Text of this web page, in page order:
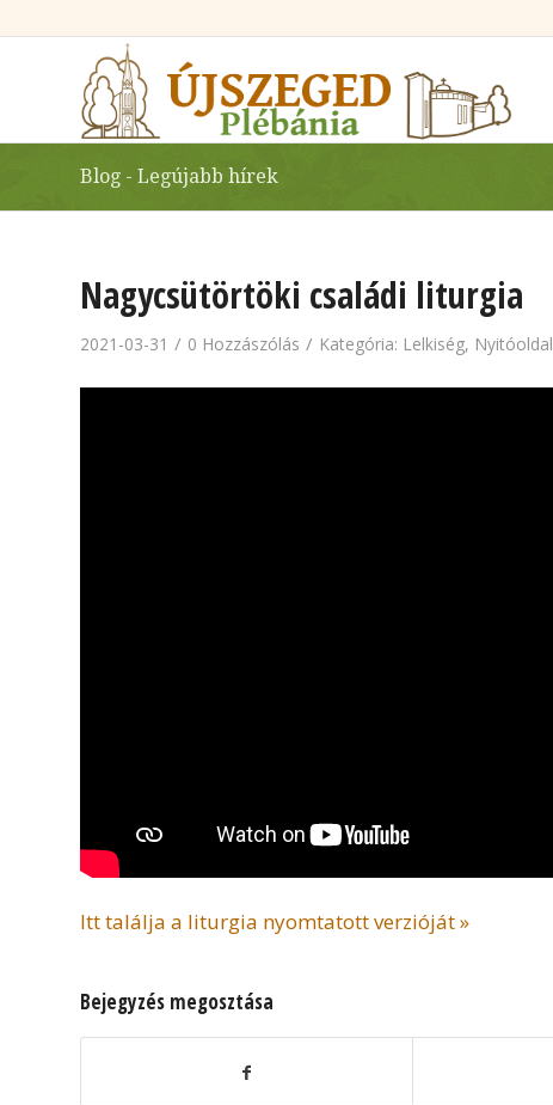
Blog - Legújabb hírek
Nagycsütörtöki családi liturgia
2021-03-31 / 0 Hozzászólás / Kategória: Lelkiség, Nyitóoldal
Itt találja a liturgia nyomtatott verzióját »
Bejegyzés megosztása